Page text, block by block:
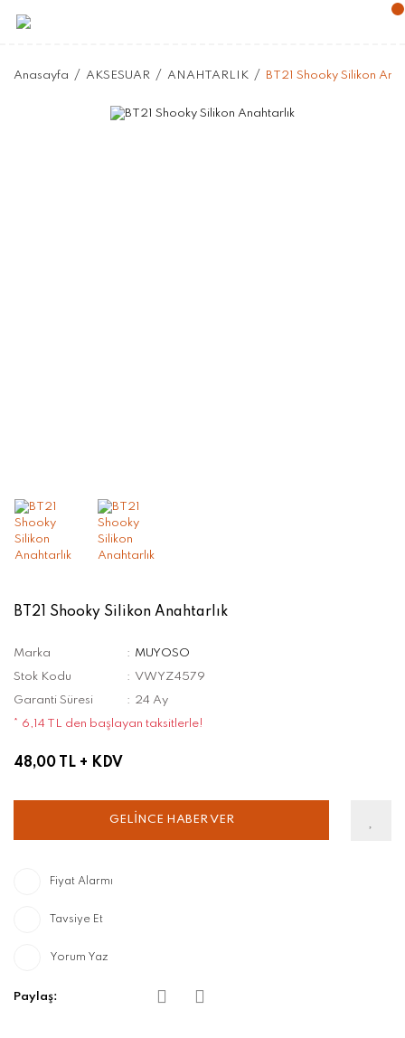
Anasayfa AKSESUAR ANAHTARLIK BT21 Shooky Silikon
BT21 Shooky Silikon Anahtarlık
Marka
MUYOSO
Stok Kodu
VWYZ4579
Garanti Süresi
24 Ay
* 6,14 TL den başlayan taksitlerle!
48,00 TL + KDV
GELİNCE HABER VER
Fiyat Alarmı
Tavsiye Et
Yorum Yaz
Paylaş: